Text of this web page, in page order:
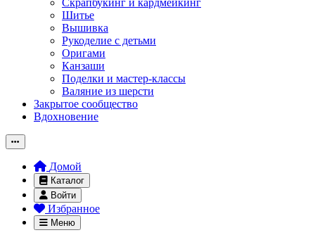
Скрапбукинг и кардмейкинг
Шитье
Вышивка
Рукоделие с детьми
Оригами
Канзаши
Поделки и мастер-классы
Валяние из шерсти
Закрытое сообщество
Вдохновение
Домой
Каталог
Войти
Избранное
Меню